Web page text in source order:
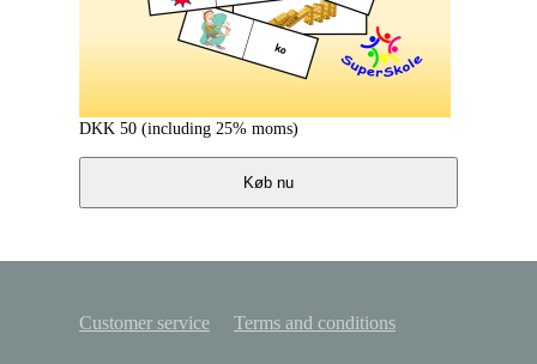
DKK 50 (including 25% moms)
Køb nu
Customer service Terms and conditions